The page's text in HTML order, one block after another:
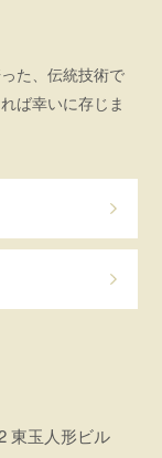
た、伝統技術で
ば幸いに存じま
東玉人形ビル